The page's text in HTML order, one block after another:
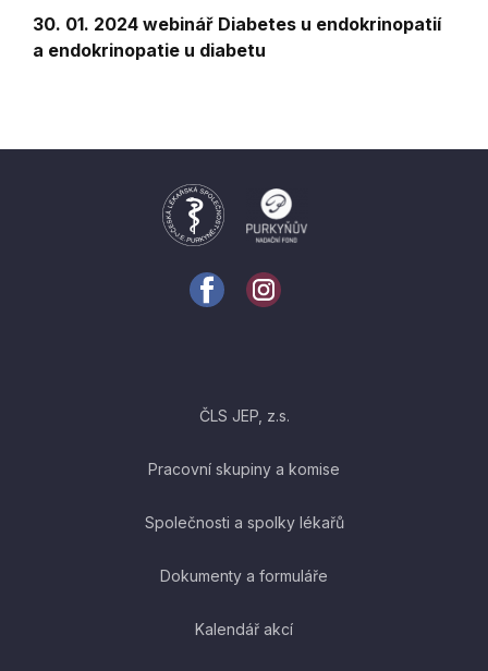
30. 01. 2024 webinář Diabetes u endokrinopatií
a endokrinopatie u diabetu
ČLS JEP, z.s.
Pracovní skupiny a komise
Společnosti a spolky lékařů
Dokumenty a formuláře
Kalendář akcí